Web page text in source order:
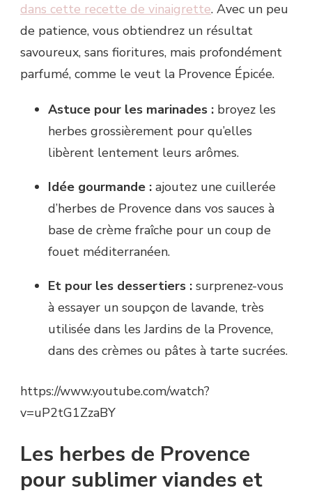
dans cette recette de vinaigrette. Avec un peu
de patience, vous obtiendrez un résultat
savoureux, sans fioritures, mais profondément
parfumé, comme le veut la Provence Épicée.
Astuce pour les marinades : broyez les
herbes grossièrement pour qu’elles
libèrent lentement leurs arômes.
Idée gourmande : ajoutez une cuillerée
d’herbes de Provence dans vos sauces à
base de crème fraîche pour un coup de
fouet méditerranéen.
Et pour les dessertiers : surprenez-vous
à essayer un soupçon de lavande, très
utilisée dans les Jardins de la Provence,
dans des crèmes ou pâtes à tarte sucrées.
https://www.youtube.com/watch?
v=uP2tG1ZzaBY
Les herbes de Provence
pour sublimer viandes et